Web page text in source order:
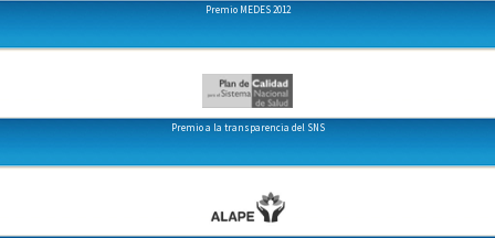
Premio MEDES 2012
Premio a la transparencia del SNS